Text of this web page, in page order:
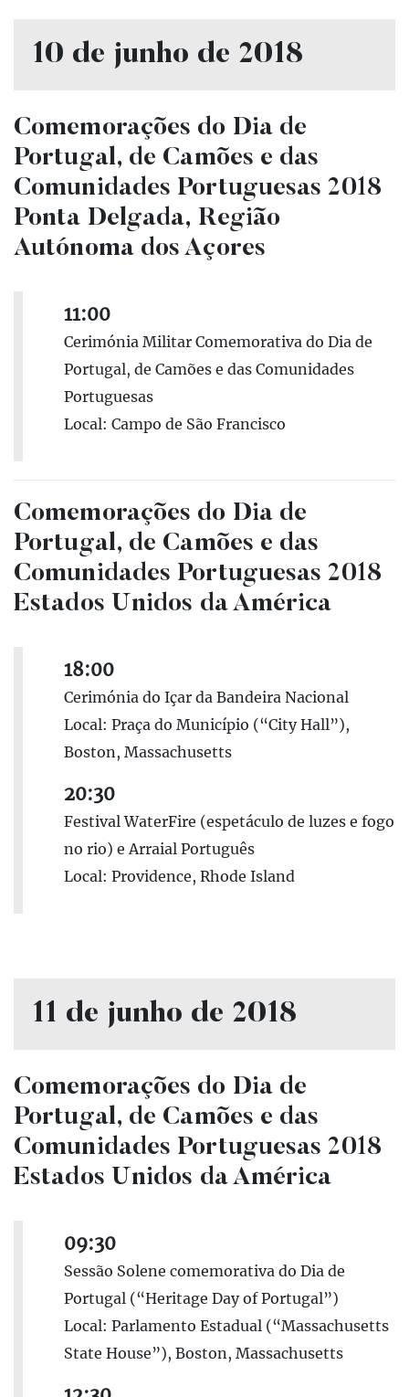
10 de junho de 2018
Comemorações do Dia de
Portugal, de Camões e das
Comunidades Portuguesas 2018
Ponta Delgada, Região
Autónoma dos Açores
11:00
Cerimónia Militar Comemorativa do Dia de
Portugal, de Camões e das Comunidades
Portuguesas
Local: Campo de São Francisco
Comemorações do Dia de
Portugal, de Camões e das
Comunidades Portuguesas 2018
Estados Unidos da América
18:00
Cerimónia do Içar da Bandeira Nacional
Local: Praça do Município (“City Hall”),
Boston, Massachusetts
20:30
Festival WaterFire (espetáculo de luzes e fogo
no rio) e Arraial Português
Local: Providence, Rhode Island
11 de junho de 2018
Comemorações do Dia de
Portugal, de Camões e das
Comunidades Portuguesas 2018
Estados Unidos da América
09:30
Sessão Solene comemorativa do Dia de
Portugal (“Heritage Day of Portugal”)
Local: Parlamento Estadual (“Massachusetts
State House”), Boston, Massachusetts